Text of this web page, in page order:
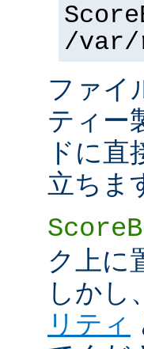
/var/
ファイ
ティー
ドに
立ちま
ク上に
しかし
リティ